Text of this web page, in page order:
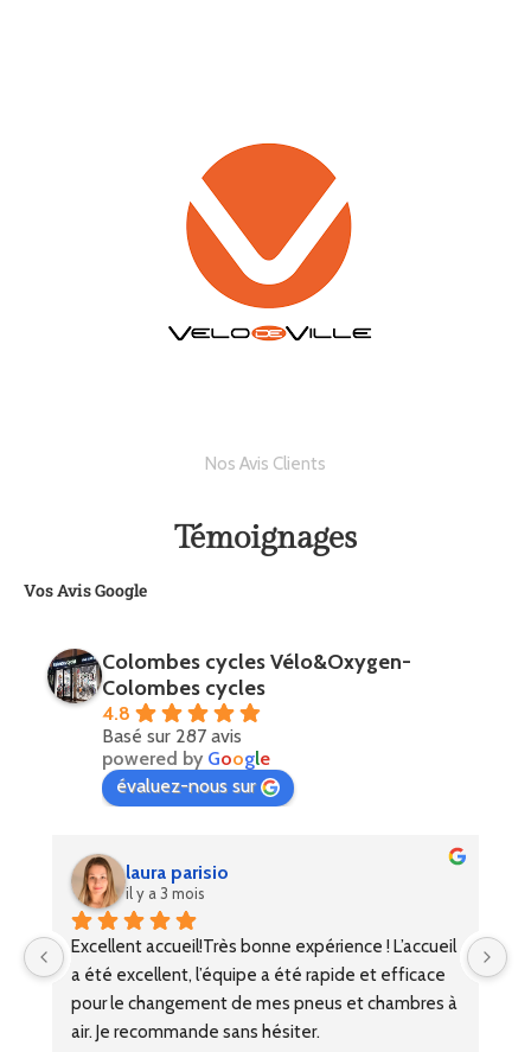
Nos Avis Clients
Témoignages
Vos Avis Google
Colombes cycles Vélo&Oxygen-
Colombes cycles
4.8
Basé sur 287 avis
powered by Google
évaluez-nous sur
laura parisio
il y a 3 mois
Excellent accueil!Très bonne expérience ! L’accueil
a été excellent, l’équipe a été rapide et efficace
pour le changement de mes pneus et chambres à
air. Je recommande sans hésiter.